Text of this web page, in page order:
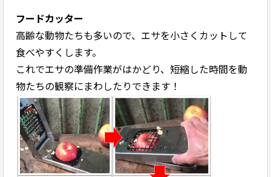
フードカッター
高齢な動物たちも多いので、エサを小さくカットして
食べやすくします。
これでエサの準備作業がはかどり、短縮した時間を動
物たちの観察にまわしたりできます！